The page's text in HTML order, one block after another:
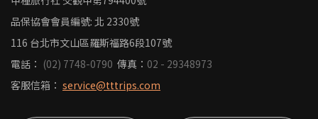
品保協會會員編號: 北 2330號
116 台北市文山區羅斯福路6段107號
電話： (02) 7748-0790 傳真： 02 - 29348973
客服信箱： service@tttrips.com